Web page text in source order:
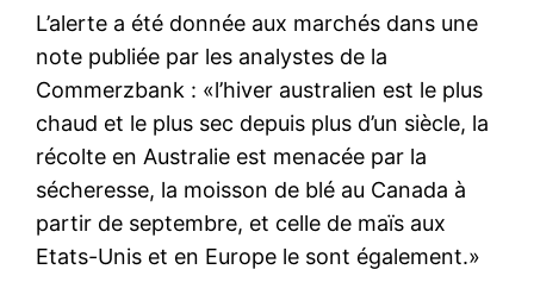
L’alerte a été donnée aux marchés dans une
note publiée par les analystes de la
Commerzbank : «l’hiver australien est le plus
chaud et le plus sec depuis plus d’un siècle, la
récolte en Australie est menacée par la
sécheresse, la moisson de blé au Canada à
partir de septembre, et celle de maïs aux
Etats-Unis et en Europe le sont également.»